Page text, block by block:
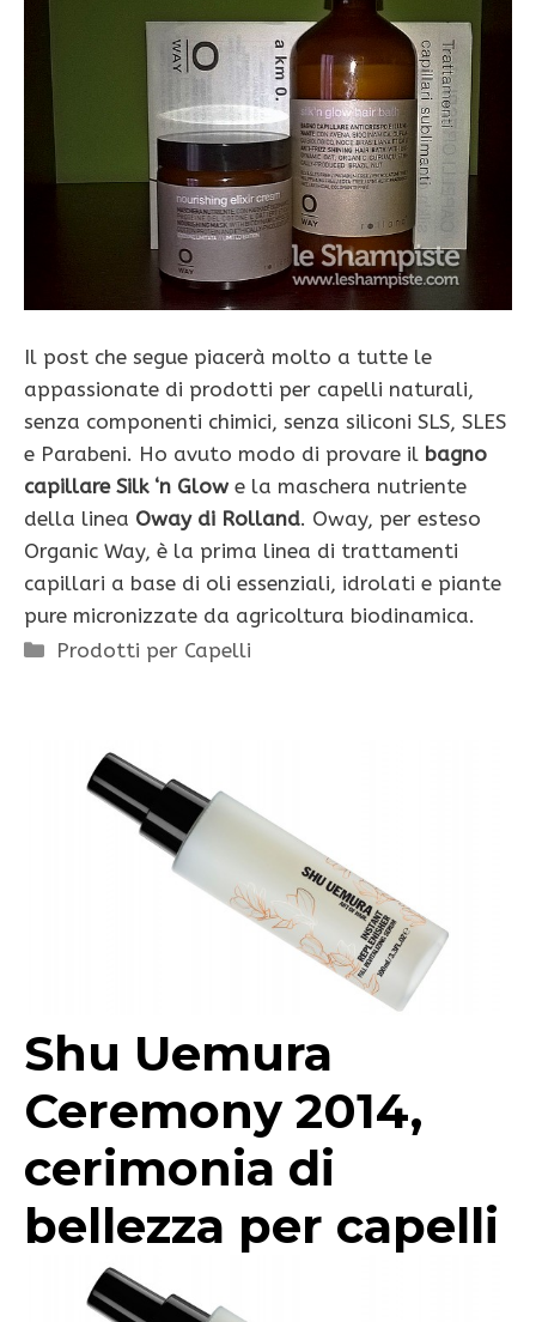
Il post che segue piacerà molto a tutte le
appassionate di prodotti per capelli naturali,
senza componenti chimici, senza siliconi SLS, SLES
e Parabeni. Ho avuto modo di provare il bagno
capillare Silk ‘n Glow e la maschera nutriente
della linea Oway di Rolland. Oway, per esteso
Organic Way, è la prima linea di trattamenti
capillari a base di oli essenziali, idrolati e piante
pure micronizzate da agricoltura biodinamica.
Categorie
Prodotti per Capelli
Shu Uemura
Ceremony 2014,
cerimonia di
bellezza per capelli